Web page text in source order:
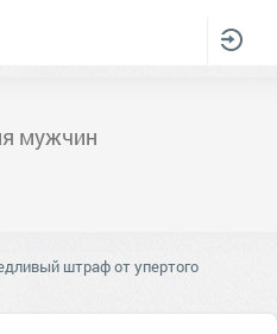
мужчин
штраф от упертого